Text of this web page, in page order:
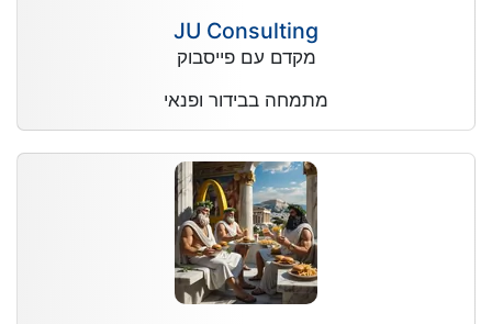
JU Consulting
מקדם עם פייסבוק
מתמחה בבידור ופנאי